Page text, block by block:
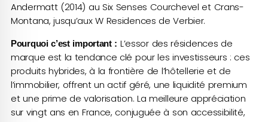
Andermatt (2014) au Six Senses Courchevel et Crans-
Montana, jusqu’aux W Residences de Verbier.
Pourquoi c’est important : L’essor des résidences de
marque est la tendance clé pour les investisseurs : ces
produits hybrides, à la frontière de l’hôtellerie et de
l’immobilier, offrent un actif géré, une liquidité premium
et une prime de valorisation. La meilleure appréciation
sur vingt ans en France, conjuguée à son accessibilité,